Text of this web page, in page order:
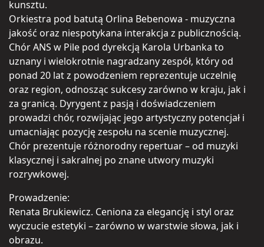
kunsztu.
Orkiestra pod batutą Orlina Bebenowa - muzyczna
jakość oraz niespotykana interakcja z publicznością.
Chór ANS w Pile pod dyrekcją Karola Urbanka to
uznany i wielokrotnie nagradzany zespół, który od
ponad 20 lat z powodzeniem reprezentuje uczelnię
oraz region, odnosząc sukcesy zarówno w kraju, jak i
za granicą. Dyrygent z pasją i doświadczeniem
prowadzi chór, rozwijając jego artystyczny potencjał i
umacniając pozycję zespołu na scenie muzycznej.
Chór prezentuje różnorodny repertuar – od muzyki
klasycznej i sakralnej po znane utwory muzyki
rozrywkowej.
Prowadzenie:
Renata Brukiewicz. Ceniona za elegancję i styl oraz
wyczucie estetyki – zarówno w warstwie słowa, jak i
obrazu.